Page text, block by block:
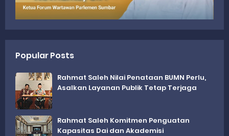
Popular Posts
Rahmat Saleh Nilai Penataan BUMN Perlu,
Asalkan Layanan Publik Tetap Terjaga
Rahmat Saleh Komitmen Penguatan
Kapasitas Dai dan Akademisi